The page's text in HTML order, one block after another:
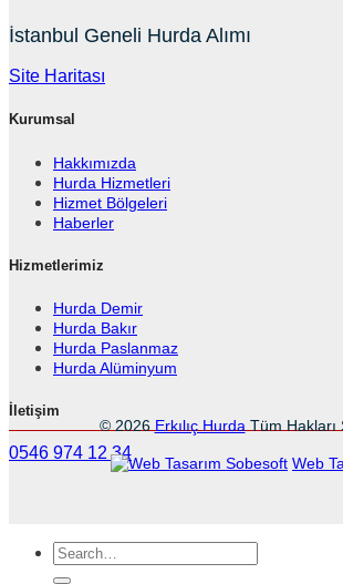
İstanbul Geneli Hurda Alımı
Site Haritası
Kurumsal
Hakkımızda
Hurda Hizmetleri
Hizmet Bölgeleri
Haberler
Hizmetlerimiz
Hurda Demir
Hurda Bakır
Hurda Paslanmaz
Hurda Alüminyum
İletişim
0546 974 12 34
© 2026Erkılıç HurdaTüm Hakları
Sobesoft Web